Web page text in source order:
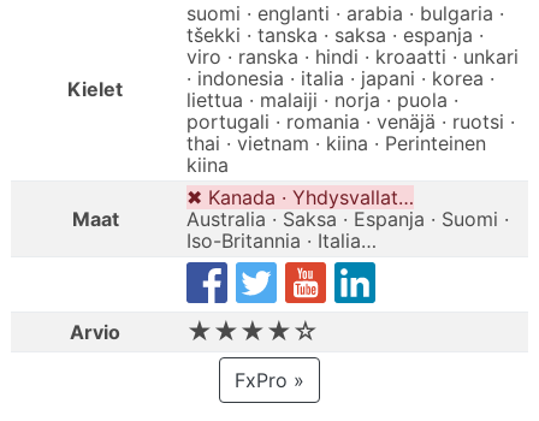
Kielet
suomi · englanti · arabia · bulgaria ·
tšekki · tanska · saksa · espanja ·
viro · ranska · hindi · kroaatti · unkari
· indonesia · italia · japani · korea ·
liettua · malaiji · norja · puola ·
portugali · romania · venäjä · ruotsi ·
thai · vietnam · kiina · Perinteinen
kiina
Maat
✖ Kanada · Yhdysvallat…
Australia · Saksa · Espanja · Suomi ·
Iso-Britannia · Italia…
Arvio ★★★★☆
FxPro »